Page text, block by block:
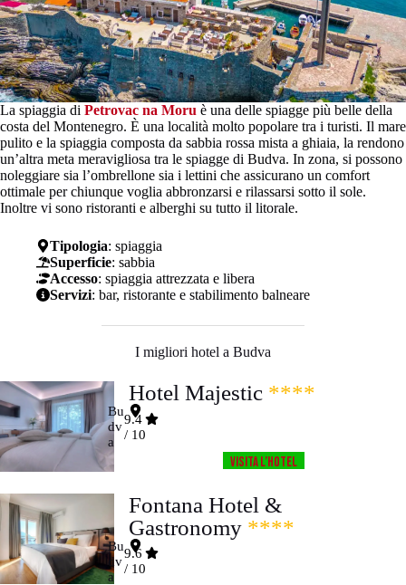
La spiaggia di Petrovac na Moru è una delle spiagge più belle della
costa del Montenegro. È una località molto popolare tra i turisti. Il mare
pulito e la spiaggia composta da sabbia rossa mista a ghiaia, la rendono
un’altra meta meravigliosa tra le spiagge di Budva. In zona, si possono
noleggiare sia l’ombrellone sia i lettini che assicurano un comfort
ottimale per chiunque voglia abbronzarsi e rilassarsi sotto il sole.
Inoltre vi sono ristoranti e alberghi su tutto il litorale.
Tipologia: spiaggia
Superficie: sabbia
Accesso: spiaggia attrezzata e libera
Servizi: bar, ristorante e stabilimento balneare
I migliori hotel a Budva
Hotel Majestic ****
Bu
dv
a
9.4
/ 10
Visita l’HOTEL
Fontana Hotel &
Gastronomy ****
Bu
dv
a
9.6
/ 10